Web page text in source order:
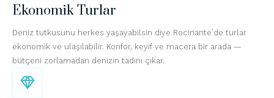
Ekonomik Turlar
Deniz tutkusunu herkes yaşayabilsin diye Rocinante’de turlar
ekonomik ve ulaşılabilir. Konfor, keyif ve macera bir arada —
bütçeni zorlamadan denizin tadını çıkar.